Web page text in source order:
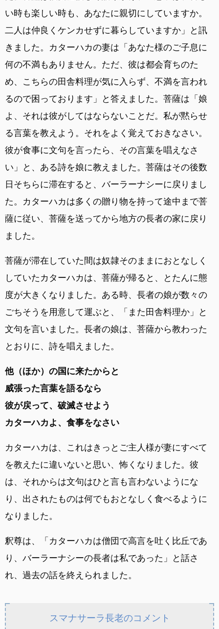
い時も楽しい時も、あなたに親切にしていますか。
二人は仲良くケンカせずに暮らしていますか」と訊
きました。カターハカの妻は「あなた様のご子息に
何の不満もありません。ただ、彼は都会育ちのた
め、こちらの田舎料理が気に入らず、不満を言われ
るので困っております」と答えました。菩薩は「娘
よ、それは彼がしてはならないことだ。私が黙らせ
る言葉を教えよう。それをよく覚えておきなさい。
彼が食事に文句を言ったら、その言葉を唱えなさ
い」と、ある詩を娘に教えました。菩薩はその後数
日そちらに滞在すると、バーラーナシーに戻りまし
た。カターハカは多くの贈り物を持って途中まで菩
薩に従い、菩薩を送ってから地方の長者の家に戻り
ました。
菩薩が滞在していた間は奴隷そのままにおとなしく
していたカターハカは、菩薩が帰ると、とたんに態
度が大きくなりました。ある時、長者の娘が数々の
ごちそうを用意して運ぶと、「また田舎料理か」と
文句を言いました。長者の娘は、菩薩から教わった
とおりに、詩を唱えました。
他（ほか）の国に来たからと
威張った言葉を語るなら
彼が戻って、破滅させよう
カターハカよ、食事をなさい
カターハカは、これはきっとご主人様が妻にすべて
を教えたに違いないと思い、怖くなりました。彼
は、それからは文句はひと言も言わないようにな
り、出されたものは何でもおとなしく食べるように
なりました。
釈尊は、「カターハカは僧団で高言を吐く比丘であ
り、バーラーナシーの長者は私であった」と話さ
れ、過去の話を終えられました。
スマナサーラ長老のコメント